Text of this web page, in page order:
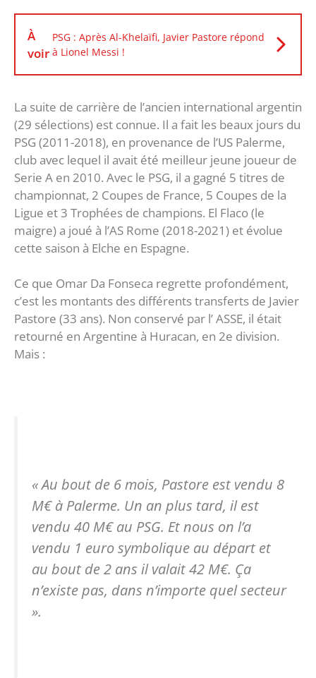
À
voir
PSG : Après Al-Khelaïfi, Javier Pastore répond
à Lionel Messi !
La suite de carrière de l’ancien international argentin
(29 sélections) est connue. Il a fait les beaux jours du
PSG (2011-2018), en provenance de l’US Palerme,
club avec lequel il avait été meilleur jeune joueur de
Serie A en 2010. Avec le PSG, il a gagné 5 titres de
championnat, 2 Coupes de France, 5 Coupes de la
Ligue et 3 Trophées de champions. El Flaco (le
maigre) a joué à l’AS Rome (2018-2021) et évolue
cette saison à Elche en Espagne.
Ce que Omar Da Fonseca regrette profondément,
c’est les montants des différents transferts de Javier
Pastore (33 ans). Non conservé par l’ ASSE, il était
retourné en Argentine à Huracan, en 2e division.
Mais :
« Au bout de 6 mois, Pastore est vendu 8
M€ à Palerme. Un an plus tard, il est
vendu 40 M€ au PSG. Et nous on l’a
vendu 1 euro symbolique au départ et
au bout de 2 ans il valait 42 M€. Ça
n’existe pas, dans n’importe quel secteur
».